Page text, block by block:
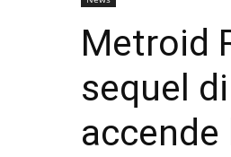
Metroid
sequel
accende